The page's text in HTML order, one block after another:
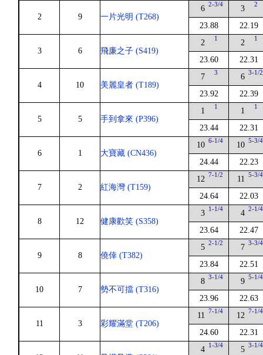
2 9 一片光明 (T268)
6 2-3/4
23.88
3 2
22.19
3 6 飛廉之子 (S419)
2 1
23.60
2 1
22.31
4 10 美麗皇者 (T189)
7 3
23.92
6 3-1/2
22.39
5 5 手到拿來 (P396)
1 1
23.44
1 1
22.31
6 1 大寶藏 (CN436)
10 6-1/4
24.44
10 5-3/4
22.23
7 2 紅海灣 (T159)
12 7-1/2
24.64
11 5-3/4
22.03
8 12 健康歡笑 (S358)
3 1-1/4
23.64
4 2-1/4
22.47
9 8 僥倖 (T382)
5 2-1/2
23.84
7 3-3/4
22.51
10 7 勢不可擋 (T316)
8 3-1/4
23.96
9 5-1/4
22.63
11 3 彩耀滿堂 (T206)
11 7-1/4
24.60
12 7-1/4
22.31
4 1-3/4 5 3-1/4